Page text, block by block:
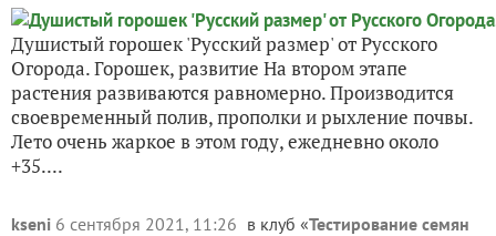
Душистый горошек 'Русский размер' от Русского
Огорода. Горошек, развитие На втором этапе
растения развиваются равномерно. Производится
своевременный полив, прополки и рыхление почвы.
Лето очень жаркое в этом году, ежедневно около
+35....
kseni 6 сентября 2021, 11:26 в клуб «Тестирование семян